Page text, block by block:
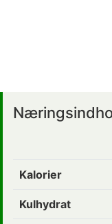
Kalorier
Kulhydrat